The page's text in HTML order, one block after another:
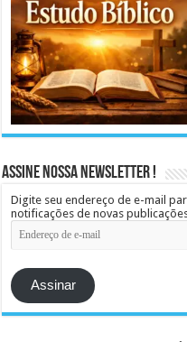
Assine Nossa Newsletter !
Digite seu endereço de e-mail
notificações de novas
Endereço
de
e-
mail
Assinar